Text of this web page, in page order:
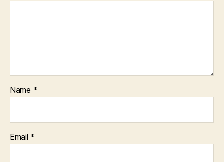
Name *
Email *